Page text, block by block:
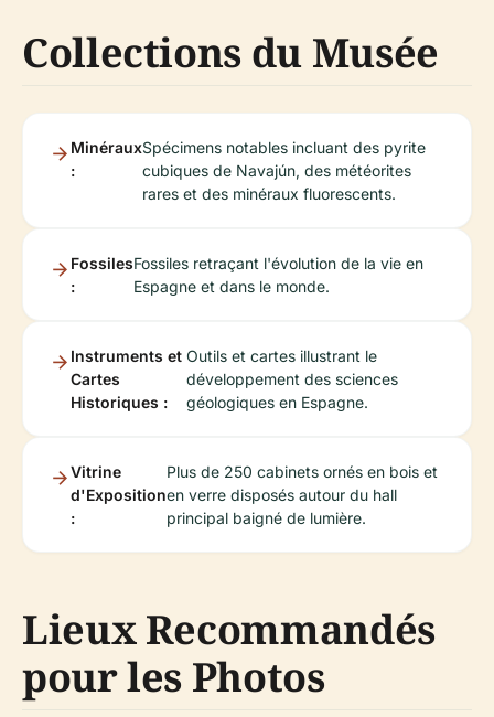
Collections du Musée
Minéraux
:
Spécimens notables incluant des pyrite
cubiques de Navajún, des météorites
rares et des minéraux fluorescents.
Fossiles
:
Fossiles retraçant l'évolution de la vie en
Espagne et dans le monde.
Instruments et
Cartes
Historiques :
Outils et cartes illustrant le
développement des sciences
géologiques en Espagne.
Vitrine
d'Exposition
:
Plus de 250 cabinets ornés en bois et
en verre disposés autour du hall
principal baigné de lumière.
Lieux Recommandés
pour les Photos